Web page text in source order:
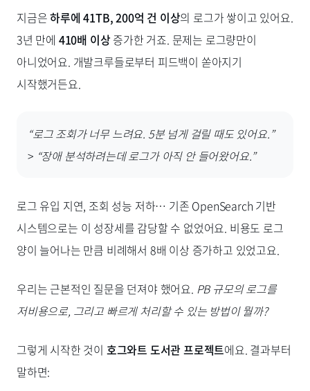
지금은하루에 41TB, 200억 건 이상의 로그가 쌓이고 있어요.
3년 만에 410배 이상증가한 거죠. 문제는 로그량만이
아니었어요. 개발크루들로부터 피드백이 쏟아지기
시작했거든요.
“로그 조회가 너무 느려요. 5분 넘게 걸릴 때도 있어요.”
> “장애 분석하려는데 로그가 아직 안 들어왔어요.”
로그 유입 지연, 조회 성능 저하… 기존 OpenSearch 기반
시스템으로는 이 성장세를 감당할 수 없었어요. 비용도 로그
양이 늘어나는 만큼 비례해서 8배 이상 증가하고 있었고요.
우리는 근본적인 질문을 던져야 했어요. PB 규모의 로그를
저비용으로, 그리고 빠르게 처리할 수 있는 방법이 뭘까?
그렇게 시작한 것이 호그와트 도서관 프로젝트에요. 결과부터
말하면: